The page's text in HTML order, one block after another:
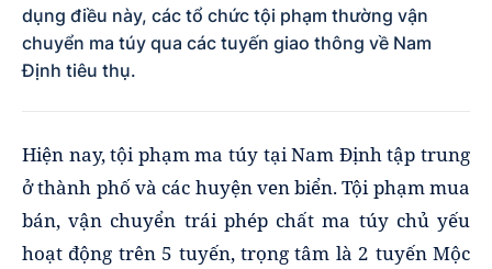
dụng điều này, các tổ chức tội phạm thường vận
chuyển ma túy qua các tuyến giao thông về Nam
Định tiêu thụ.
Hiện nay, tội phạm ma túy tại Nam Định tập trung
ở thành phố và các huyện ven biển. Tội phạm mua
bán, vận chuyển trái phép chất ma túy chủ yếu
hoạt động trên 5 tuyến, trọng tâm là 2 tuyến Mộc